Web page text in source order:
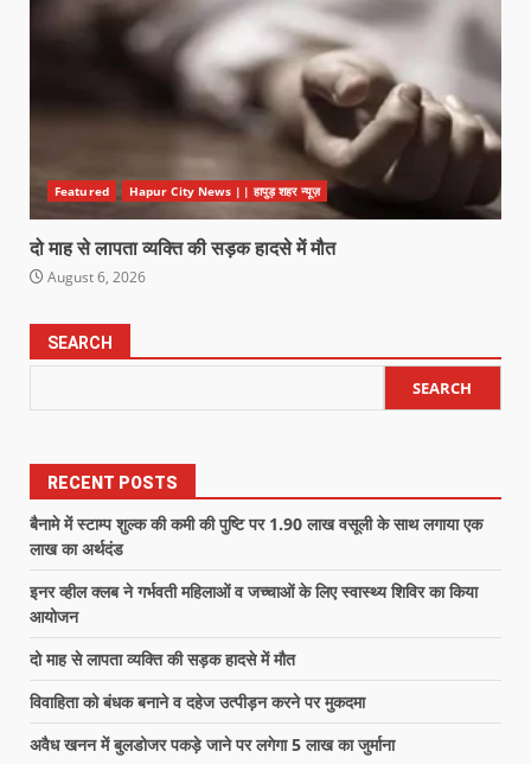
Featured Hapur City News || हापुड़ शहर न्यूज़
दो माह से लापता व्यक्ति की सड़क हादसे में मौत
August 6, 2026
SEARCH
SEARCH
RECENT POSTS
बैनामे में स्टाम्प शुल्क की कमी की पुष्टि पर 1.90 लाख वसूली के साथ लगाया एक
लाख का अर्थदंड
इनर व्हील क्लब ने गर्भवती महिलाओं व जच्चाओं के लिए स्वास्थ्य शिविर का किया
आयोजन
दो माह से लापता व्यक्ति की सड़क हादसे में मौत
विवाहिता को बंधक बनाने व दहेज उत्पीड़न करने पर मुकदमा
अवैध खनन में बुलडोजर पकड़े जाने पर लगेगा 5 लाख का जुर्माना